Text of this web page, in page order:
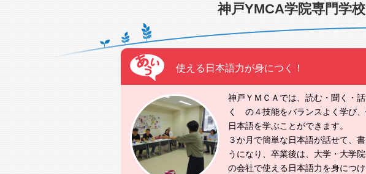
神戸YMCA学院専門学
使える日本語力が身につく！
神戸ＹＭＣＡでは、読む・聞く・
く の４技能をバランスよく学び
日本語を学ぶことができます。
３か月で簡単な日本語が話せて、
うになり、卒業後は、大学・大学
の会社で使える日本語力を身につけ